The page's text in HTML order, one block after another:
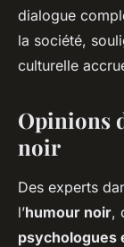
dialogue
la société,
culturelle
Opinions
noir
Des experts
l’humour noir,
psychologues